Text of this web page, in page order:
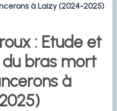
à Laizy (2024-2025)
: Etude et
bras mort
à